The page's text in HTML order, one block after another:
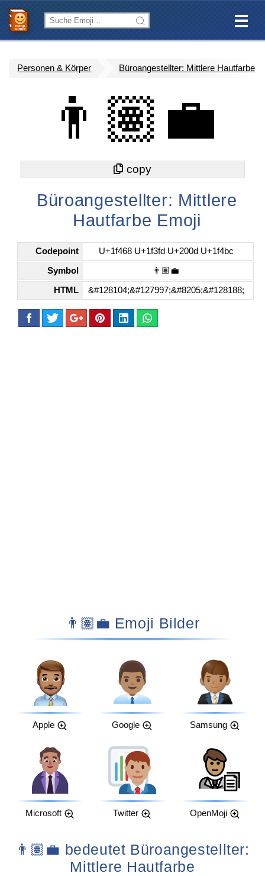
Personen & Körper Büroangestellter: Mittlere Hautfarbe
👨🏽‍💼
Büroangestellter: Mittlere
Hautfarbe Emoji
Codepoint U+1f468 U+1f3fd U+200d U+1f4bc
Symbol 👨🏽‍💼
HTML &#128104;&#127997;&#8205;&#128188;
👨🏽‍💼 Emoji Bilder
Apple Google Samsung
Microsoft Twitter OpenMoji
👨🏽‍💼 bedeutet Büroangestellter:
Mittlere Hautfarbe